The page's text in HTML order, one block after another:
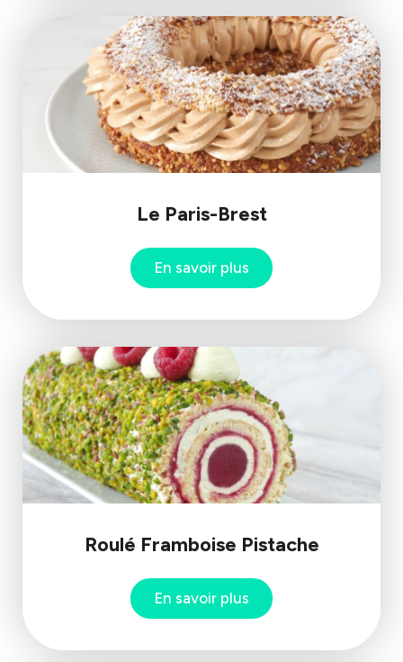
Le Paris-Brest
En savoir plus
Roulé Framboise Pistache
En savoir plus